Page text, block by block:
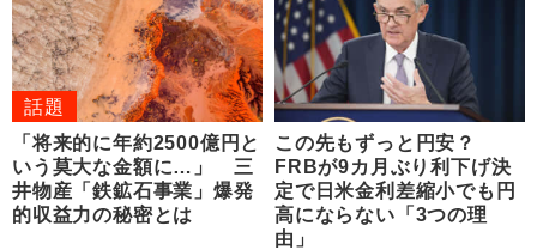
話題
「将来的に年約2500億円と
いう莫大な金額に…」 三
井物産「鉄鉱石事業」爆発
的収益力の秘密とは
この先もずっと円安？
FRBが9カ月ぶり利下げ決
定で日米金利差縮小でも円
高にならない「3つの理
由」